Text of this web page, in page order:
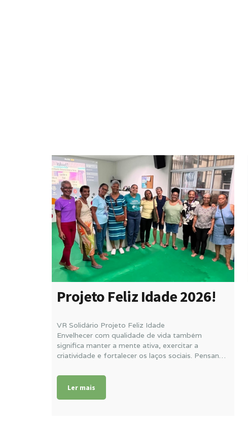
Projeto Feliz Idade 2026!
VR Solidário Projeto Feliz Idade
Envelhecer com qualidade de vida também
significa manter a mente ativa, exercitar a
criatividade e fortalecer os laços sociais. Pensando
momento especial de aprendizagem e
desenvolvimento por meio de atividades de
desenho e expressão artística.
Ler mais